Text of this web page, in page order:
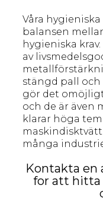
Våra
balansen
hygieniska
av
stängd pall
gör det
och de är även
klarar höga
många
Kontakta en
for att hitta